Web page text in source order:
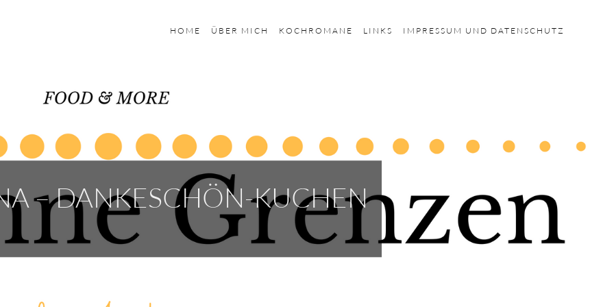
HOME ÜBER MICH KOCHROMANE LINKS IMPRESSUM UND DATENSCHUTZ
– DANKESCHÖN-KUCHEN